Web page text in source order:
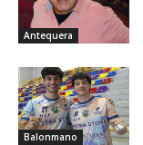
Antequera
Balonmano